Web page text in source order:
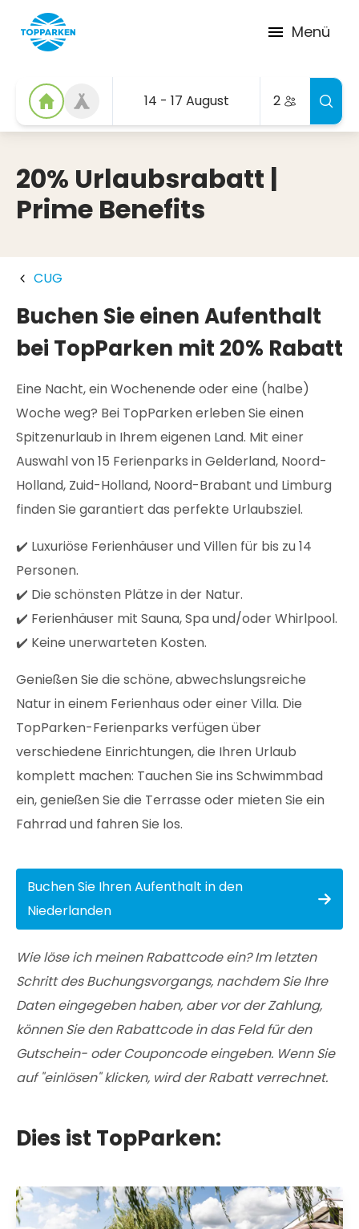
Menü
14 - 17 August 2
20% Urlaubsrabatt |
Prime Benefits
CUG
Buchen Sie einen Aufenthalt
bei TopParken mit 20% Rabatt
Eine Nacht, ein Wochenende oder eine (halbe)
Woche weg? Bei TopParken erleben Sie einen
Spitzenurlaub in Ihrem eigenen Land. Mit einer
Auswahl von 15 Ferienparks in Gelderland, Noord-
Holland, Zuid-Holland, Noord-Brabant und Limburg
finden Sie garantiert das perfekte Urlaubsziel.
✔️ Luxuriöse Ferienhäuser und Villen für bis zu 14
Personen.
✔️ Die schönsten Plätze in der Natur.
✔️ Ferienhäuser mit Sauna, Spa und/oder Whirlpool.
✔️ Keine unerwarteten Kosten.
Genießen Sie die schöne, abwechslungsreiche
Natur in einem Ferienhaus oder einer Villa. Die
TopParken-Ferienparks verfügen über
verschiedene Einrichtungen, die Ihren Urlaub
komplett machen: Tauchen Sie ins Schwimmbad
ein, genießen Sie die Terrasse oder mieten Sie ein
Fahrrad und fahren Sie los.
Buchen Sie Ihren Aufenthalt in den
Niederlanden
Wie löse ich meinen Rabattcode ein? Im letzten
Schritt des Buchungsvorgangs, nachdem Sie Ihre
Daten eingegeben haben, aber vor der Zahlung,
können Sie den Rabattcode in das Feld für den
Gutschein- oder Couponcode eingeben. Wenn Sie
auf "einlösen" klicken, wird der Rabatt verrechnet.
Dies ist TopParken: